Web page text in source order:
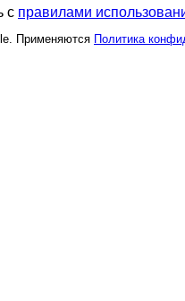
с правилами
Применяются Политика